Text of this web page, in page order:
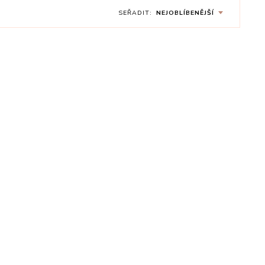
SEŘADIT: NEJOBLÍBENĚJŠÍ